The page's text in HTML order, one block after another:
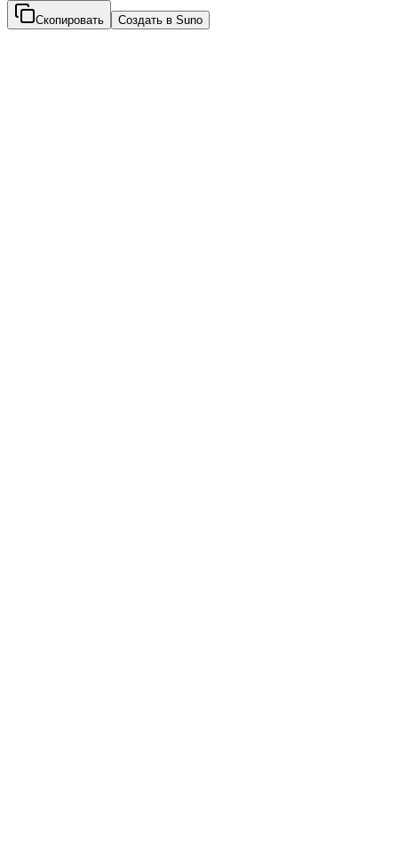
Скопировать Создать в Suno